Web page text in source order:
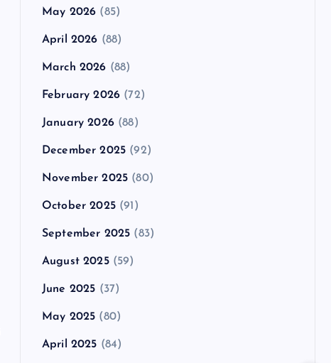
May 2026 (85)
April 2026 (88)
March 2026 (88)
February 2026 (72)
January 2026(88)
December 2025 (92)
November 2025 (80)
October 2025(91)
September 2025 (83)
August 2025(59)
June 2025 (37)
May 2025 (80)
April 2025 (84)